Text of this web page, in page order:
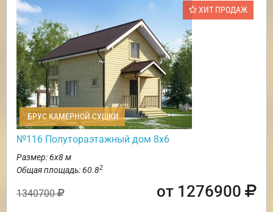
ХИТ ПРОДАЖ
БРУС КАМЕРНОЙ СУШКИ
№116 Полутораэтажный дом 8х6
Размер: 6х8 м
Общая площадь: 60.82
1340700 от 1276900